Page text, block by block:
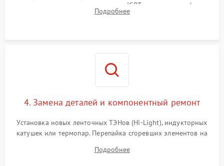
модуля, реле, диодных мостов и IGBT-транзисторов (для
индукции). Проверка кранов и газ-контроля (для газовых
Подробнее
4. Замена деталей и компонентный ремонт
Установка новых ленточных ТЭНов (Hi-Light), индукторных
катушек или термопар. Перепайка сгоревших элементов на
дорожек. Очистка контактов и замена поврежденной
Подробнее